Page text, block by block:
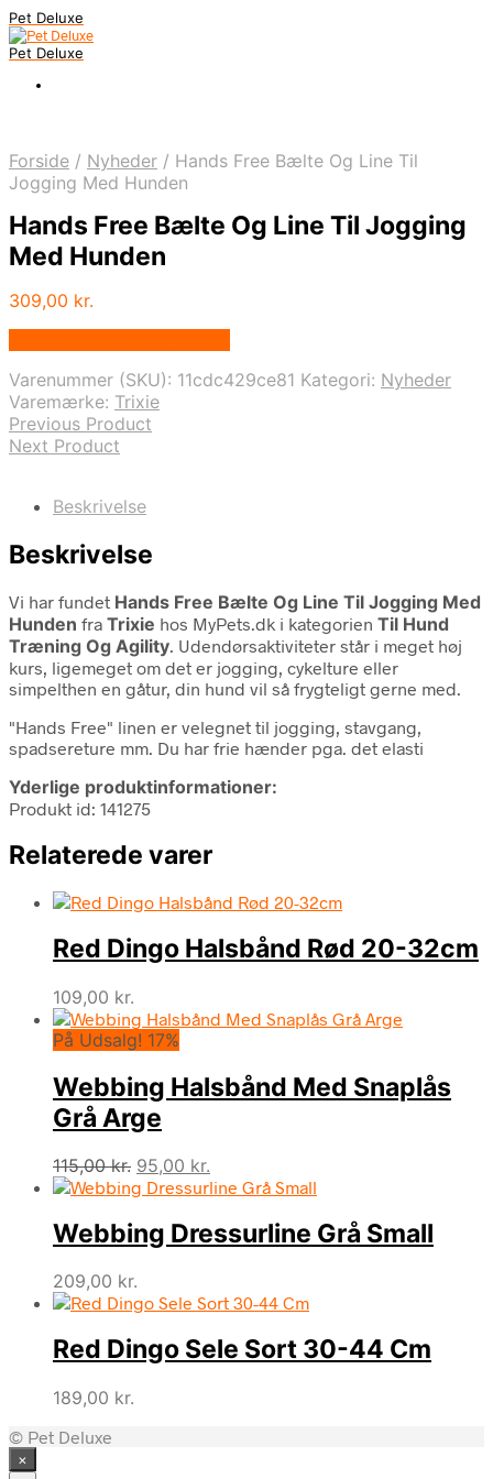
Pet Deluxe
Pet Deluxe
Forside / Nyheder / Hands Free Bælte Og Line Til
Jogging Med Hunden
Hands Free Bælte Og Line Til Jogging
Med Hunden
309,00 kr.
Varenummer (SKU): 11cdc429ce81 Kategori: Nyheder
Varemærke: Trixie
Previous Product
Next Product
Beskrivelse
Beskrivelse
Vi har fundet Hands Free Bælte Og Line Til Jogging Med
Hunden fra Trixie hos MyPets.dk i kategorien Til Hund
Træning Og Agility. Udendørsaktiviteter står i meget høj
kurs, ligemeget om det er jogging, cykelture eller
simpelthen en gåtur, din hund vil så frygteligt gerne med.
"Hands Free" linen er velegnet til jogging, stavgang,
spadsereture mm. Du har frie hænder pga. det elasti
Yderlige produktinformationer:
Produkt id: 141275
Relaterede varer
Red Dingo Halsbånd Rød 20-32cm
109,00 kr.
På Udsalg! 17%
Webbing Halsbånd Med Snaplås
Grå Arge
115,00kr. Den
oprindelige
var:
115,00 kr..
95,00 kr.
aktuelle
er:
95,00 kr..
Webbing Dressurline Grå Small
209,00 kr.
Red Dingo Sele Sort 30-44 Cm
189,00 kr.
© Pet Deluxe
×